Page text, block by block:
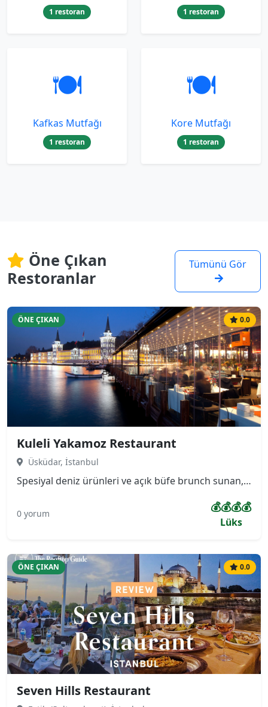
1 restoran 1 restoran
🍽️
Kafkas Mutfağı
1 restoran
🍽️
Kore Mutfağı
1 restoran
Öne Çıkan
Restoranlar
Tümünü Gör
0.0
ÖNE ÇIKAN
Kuleli Yakamoz Restaurant
Üsküdar, İstanbul
Spesiyal deniz ürünleri ve açık büfe brunch sunan, terası ve Boğaz manzarası olan sessiz, ferah mekan. Asırlık çınar ağaçlarının altında boğazın manzarasını panaromik çevreleyen, bir yanı Kuleli Askeri Lisesi diğer yanı Boğaz Köprüsünü gören çok özel konuma sahip restaurantımız kendini özel hissetmek isteyenler için ayrıcalıklı bir mekan.
0 yorum 💰💰💰💰
Lüks
0.0
ÖNE ÇIKAN
Seven Hills Restaurant